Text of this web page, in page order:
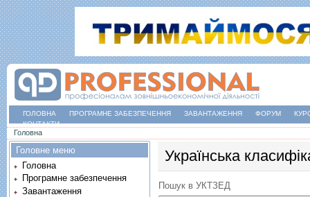
ГОЛОВНА ПРОГРАМНЕ ЗАБЕЗПЕЧЕННЯ ЗАВАНТАЖЕННЯ ФОРУМ
КОНТАКТИ
Ви є тут
Головна
Українська
Пошук в УКТЗЕД
Головне меню
Головна
Програмне забезпечення
Завантаження